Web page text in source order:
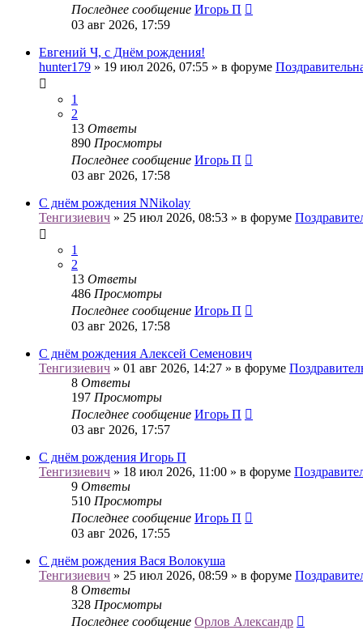
Последнее сообщение Игорь П
03 авг 2026, 17:59
Евгений Ч, с Днём рождения!
hunter179 » 19 июл 2026, 07:55 » в форуме
1
2
13 Ответы
890 Просмотры
Последнее сообщение Игорь П
03 авг 2026, 17:58
С днём рождения NNikolay
Тенгизиевич » 25 июл 2026, 08:53 » в форуме
1
2
13 Ответы
486 Просмотры
Последнее сообщение Игорь П
03 авг 2026, 17:58
С днём рождения Алексей Семенович
Тенгизиевич » 01 авг 2026, 14:27 » в форуме
8 Ответы
197 Просмотры
Последнее сообщение Игорь П
03 авг 2026, 17:57
С днём рождения Игорь П
Тенгизиевич » 18 июл 2026, 11:00 » в форуме
9 Ответы
510 Просмотры
Последнее сообщение Игорь П
03 авг 2026, 17:55
С днём рождения Вася Волокуша
Тенгизиевич » 25 июл 2026, 08:59 » в форуме
8 Ответы
328 Просмотры
Последнее сообщение Орлов Александр